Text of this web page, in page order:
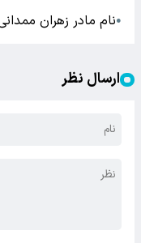
●نام مادر زهران
ارسال نظر